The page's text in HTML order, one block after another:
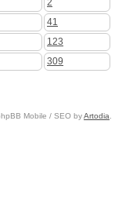
2
41
123
309
Mobile / SEO byArtodia